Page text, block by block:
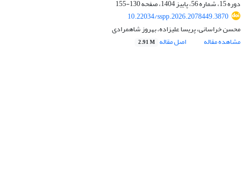
دوره 15، شماره 56، پاییز 1404، صفحه
130-155
10.22034/sspp.2026.2078449.3870
محسن خراسانی، پریسا علیزاده، بهروز شاهمرادی
مشاهده مقاله
اصل مقاله 2.91 M